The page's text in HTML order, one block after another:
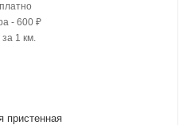
- 600 ₽
1 км.
пристенная